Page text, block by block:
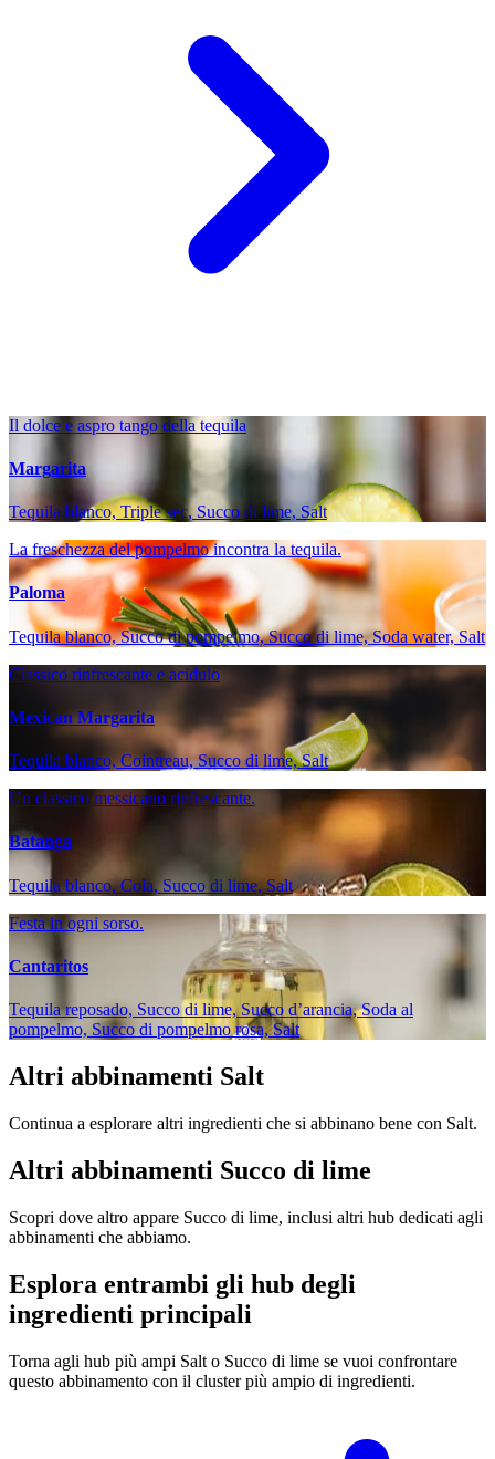
Il dolce e aspro tango della tequila
Margarita
Tequila blanco, Triple sec, Succo di lime, Salt
La freschezza del pompelmo incontra la tequila.
Paloma
Tequila blanco, Succo di pompelmo, Succo di lime, Soda water, Salt
Classico rinfrescante e acidulo
Mexican Margarita
Tequila blanco, Cointreau, Succo di lime, Salt
Un classico messicano rinfrescante.
Batanga
Tequila blanco, Cola, Succo di lime, Salt
Festa in ogni sorso.
Cantaritos
Tequila reposado, Succo di lime, Succo d’arancia, Soda al
pompelmo, Succo di pompelmo rosa, Salt
Altri abbinamenti Salt
Continua a esplorare altri ingredienti che si abbinano bene con Salt.
Altri abbinamenti Succo di lime
Scopri dove altro appare Succo di lime, inclusi altri hub dedicati agli
abbinamenti che abbiamo.
Esplora entrambi gli hub degli
ingredienti principali
Torna agli hub più ampi Salt o Succo di lime se vuoi confrontare
questo abbinamento con il cluster più ampio di ingredienti.